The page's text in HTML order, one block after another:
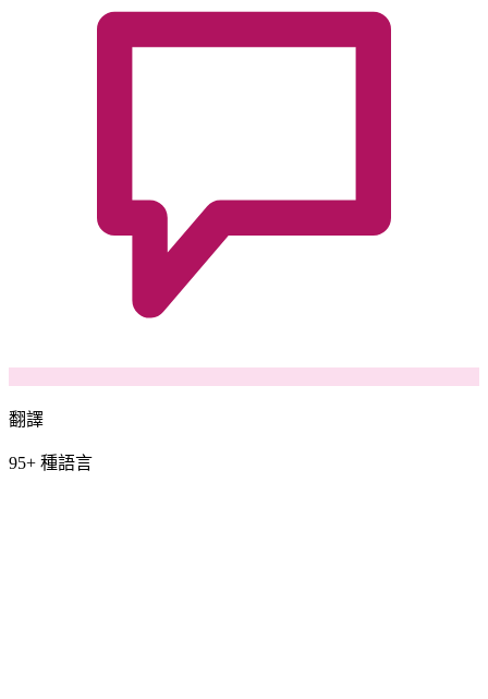
翻譯
95+ 種語言